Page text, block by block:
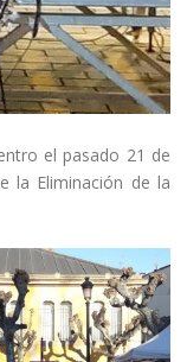
el pasado 21 de
la Eliminación de la